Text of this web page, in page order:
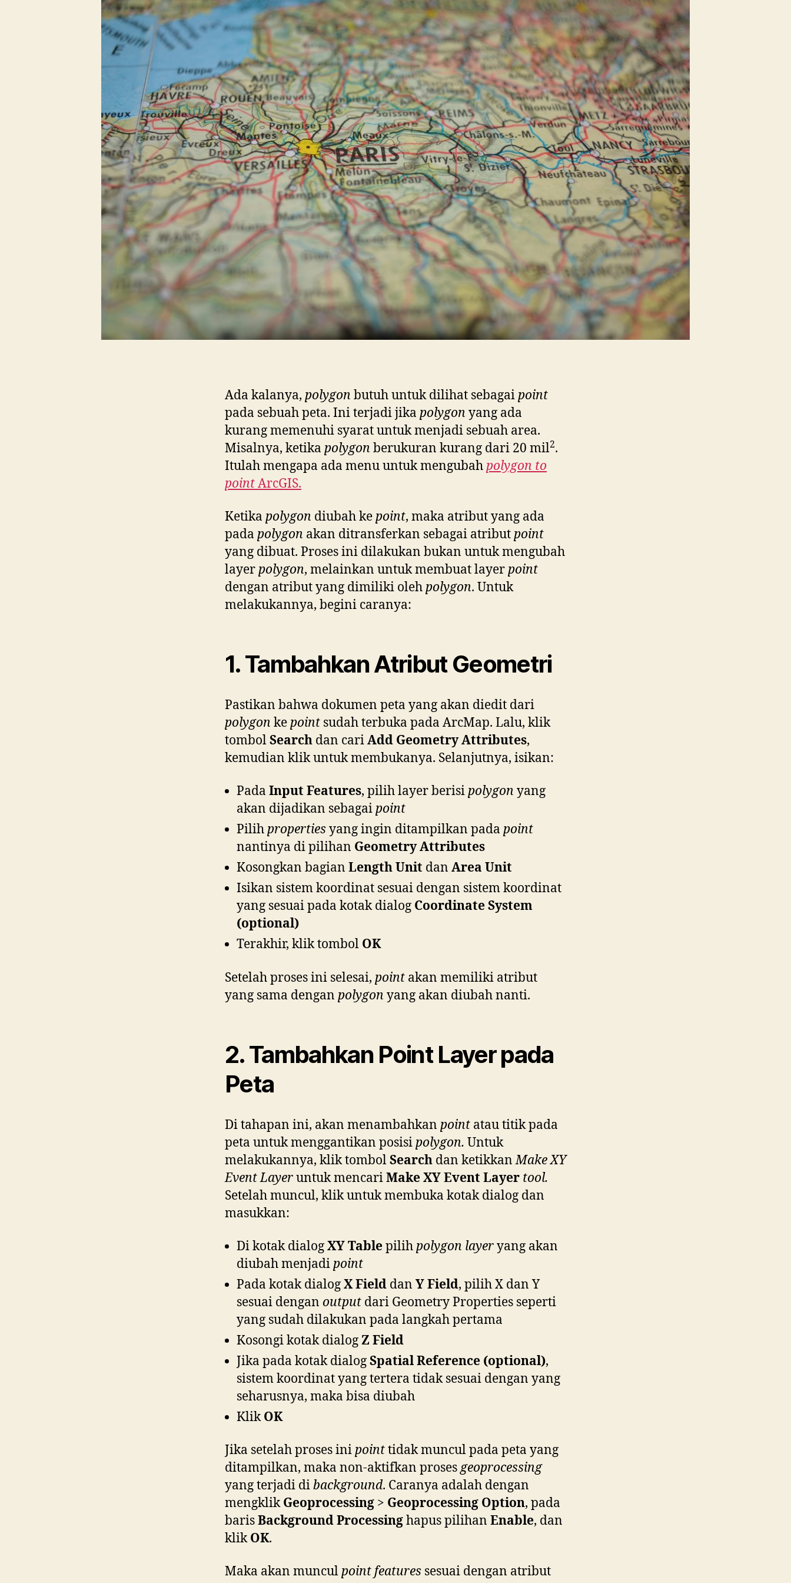
Desktop
dengan
Basic
License
Ada kalanya, polygon butuh untuk dilihat sebagaipoint
pada sebuah peta. Ini terjadi jika polygon yang ada
kurang memenuhi syarat untuk menjadi sebuah area.
Misalnya, ketika polygon berukuran kurang dari 20 mil2.
Itulah mengapa ada menu untuk mengubahpolygon to
pointArcGIS.
Ketika polygon diubah kepoint, maka atribut yang ada
pada polygon akan ditransferkan sebagai atributpoint
yang dibuat. Proses ini dilakukan bukan untuk mengubah
layerpolygon, melainkan untuk membuat layerpoint
dengan atribut yang dimiliki olehpolygon. Untuk
melakukannya, begini caranya:
1. Tambahkan Atribut Geometri
Pastikan bahwa dokumen peta yang akan diedit dari
polygon kepoint sudah terbuka pada ArcMap. Lalu, klik
tombolSearch dan cariAdd Geometry Attributes,
kemudian klik untuk membukanya. Selanjutnya, isikan:
Pada Input Features, pilih layer berisipolygon yang
akan dijadikan sebagaipoint
Pilihproperties yang ingin ditampilkan pada point
nantinya di pilihan Geometry Attributes
Kosongkan bagian Length Unit dan Area Unit
Isikan sistem koordinat sesuai dengan sistem koordinat
yang sesuai pada kotak dialog Coordinate System
(optional)
Terakhir, klik tombol OK
Setelah proses ini selesai, point akan memiliki atribut
yang sama dengan polygon yang akan diubah nanti.
2. Tambahkan Point Layer pada
Peta
Di tahapan ini, akan menambahkan point atau titik pada
peta untuk menggantikan posisipolygon. Untuk
melakukannya, klik tombolSearch dan ketikkanMake XY
Event Layeruntuk mencariMake XY Event Layer tool.
Setelah muncul, klik untuk membuka kotak dialog dan
masukkan:
Di kotak dialogXY Tablepilihpolygon layeryang akan
diubah menjadipoint
Pada kotak dialogX Field dan Y Field, pilih X dan Y
sesuai dengan output dari Geometry Properties seperti
yang sudah dilakukan pada langkah pertama
Kosongi kotak dialogZ Field
Jika pada kotak dialogSpatial Reference (optional),
sistem koordinat yang tertera tidak sesuai dengan yang
seharusnya, maka bisa diubah
KlikOK
Jika setelah proses inipointtidak muncul pada peta yang
ditampilkan, maka non-aktifkan prosesgeoprocessing
yang terjadi dibackground. Caranya adalah dengan
mengklikGeoprocessing > Geoprocessing Option, pada
barisBackground Processinghapus pilihan Enable, dan
klikOK.
Maka akan munculpoint features sesuai dengan atribut